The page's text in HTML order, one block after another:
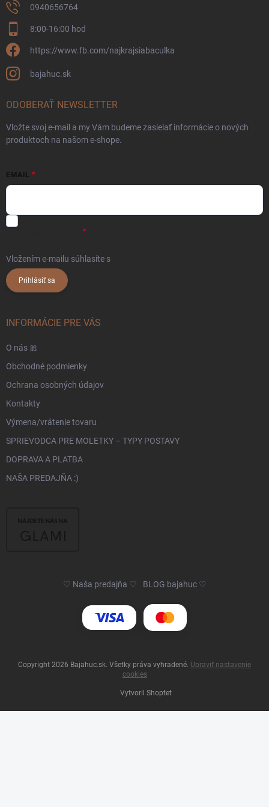
0940656764
8:00-16:00 hod
https://www.fb.com/najkrajsiabaculka
bajahuc.sk
ODOBERAŤ NEWSLETTER
Vložte svoj e-mail a my Vám budeme zasielať informácie o nových
produktoch na našom e-shope.
EMAIL
Vložením e-mailu súhlasíte s
Prihlásiť sa
INFORMÁCIE PRE VÁS
O nás 🎀
Obchodné podmienky
Ochrana osobných údajov
Kontakty
Výmena/vrátenie tovaru
SPRIEVODCA PRE MOLETKY – TYPY POSTAVY
DOPRAVA A PLATBA
NAŠA PREDAJŇA :)
♡ Naša predajňa ♡ BLOG bajahuc ♡
Vytvoril Shoptet
Copyright 2026 Bajahuc.sk . Všetky práva vyhradené. Upraviť nastavenie
cookies